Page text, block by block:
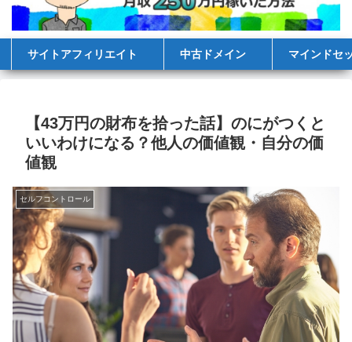
サイトアフィリエイト 中古ドメイン マインドセ
【43万円の財布を拾った話】のにがつくと
いいわけになる？他人の価値観・自分の価
値観
セルフコントロール